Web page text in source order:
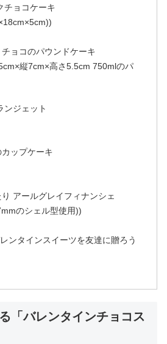
ョコケーキ
ョコのパウンドケーキ
縦7cm×高さ5.5cm 750mlのパ
ジェット
ップケーキ
アールグレイフィナンシェ
のシェル型使用))
ンタインスイーツを友達に贈ろう
「バレンタインチョコス